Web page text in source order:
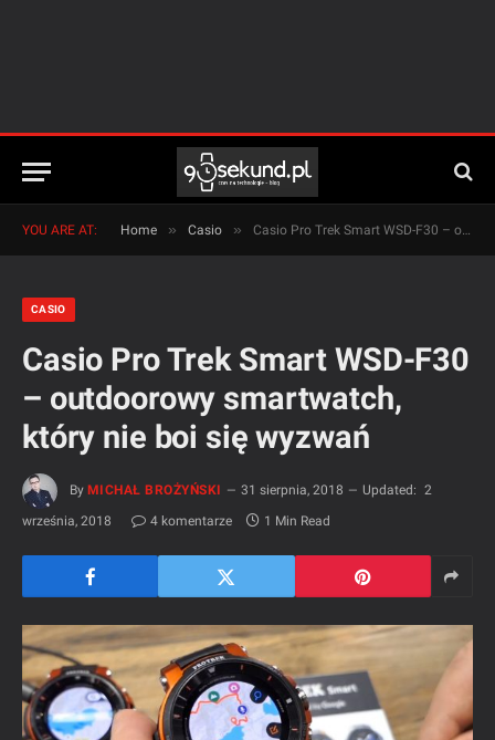
YOU ARE AT: Home » Casio » Casio Pro Trek Smart WSD-F30 – outdoorowy smartwatch, który nie boi się wyzwań
CASIO
Casio Pro Trek Smart WSD-F30
– outdoorowy smartwatch,
który nie boi się wyzwań
By MICHAŁ BROŻYŃSKI 31 sierpnia, 2018 Updated: 2
września, 2018
4 komentarze 1 Min Read